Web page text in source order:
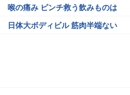
喉の痛み ピンチ救う飲みものは
日体大ボディビル 筋肉半端ない